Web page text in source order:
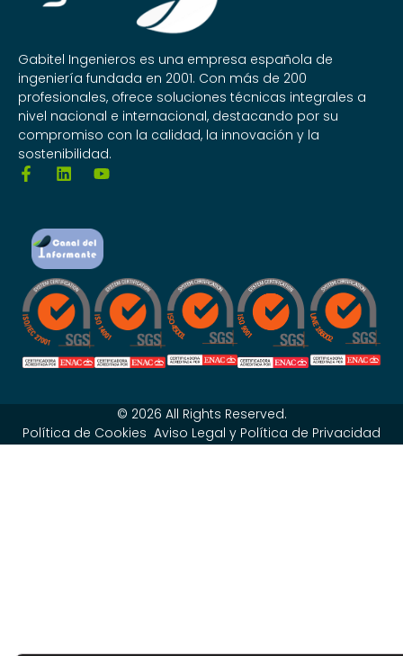
Gabitel Ingenieros es una empresa española de
ingeniería fundada en 2001. Con más de 200
profesionales, ofrece soluciones técnicas integrales a
nivel nacional e internacional, destacando por su
compromiso con la calidad, la innovación y la
sostenibilidad.
© 2026 All Rights Reserved.
Política de Cookies Aviso Legal y Política de Privacidad